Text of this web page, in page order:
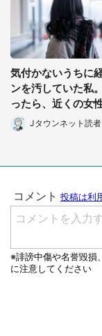
気付かないうちに
ンを汚していた私
ったら、近くの女
な声で(千葉県・10
Jタウンネット読者